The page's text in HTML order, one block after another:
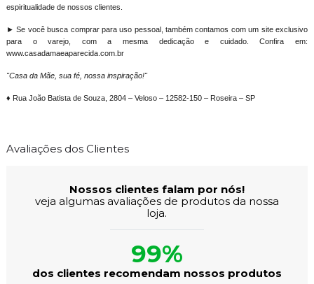
espiritualidade de nossos clientes.
► Se você busca comprar para uso pessoal, também contamos com um site exclusivo
para o varejo, com a mesma dedicação e cuidado. Confira em:
www.casadamaeaparecida.com.br
"Casa da Mãe, sua fé, nossa inspiração!"
♦ Rua João Batista de Souza, 2804 – Veloso – 12582-150 – Roseira – SP
Avaliações dos Clientes
Nossos clientes falam por nós!
veja algumas avaliações de produtos da nossa
loja.
99%
dos clientes recomendam nossos produtos